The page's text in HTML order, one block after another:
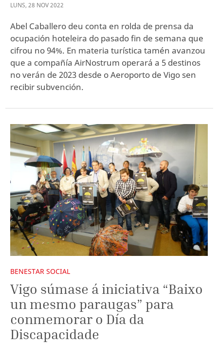
LUNS, 28 NOV2022
Abel Caballero deu conta en rolda de prensa da
ocupación hoteleira do pasado fin de semana que
cifrou no 94%. En materia turística tamén avanzou
que a compañía AirNostrum operará a 5 destinos
no verán de 2023 desde o Aeroporto de Vigo sen
recibir subvención.
BENESTAR SOCIAL
Vigo súmase á iniciativa “Baixo
un mesmo paraugas” para
conmemorar o Día da
Discapacidade